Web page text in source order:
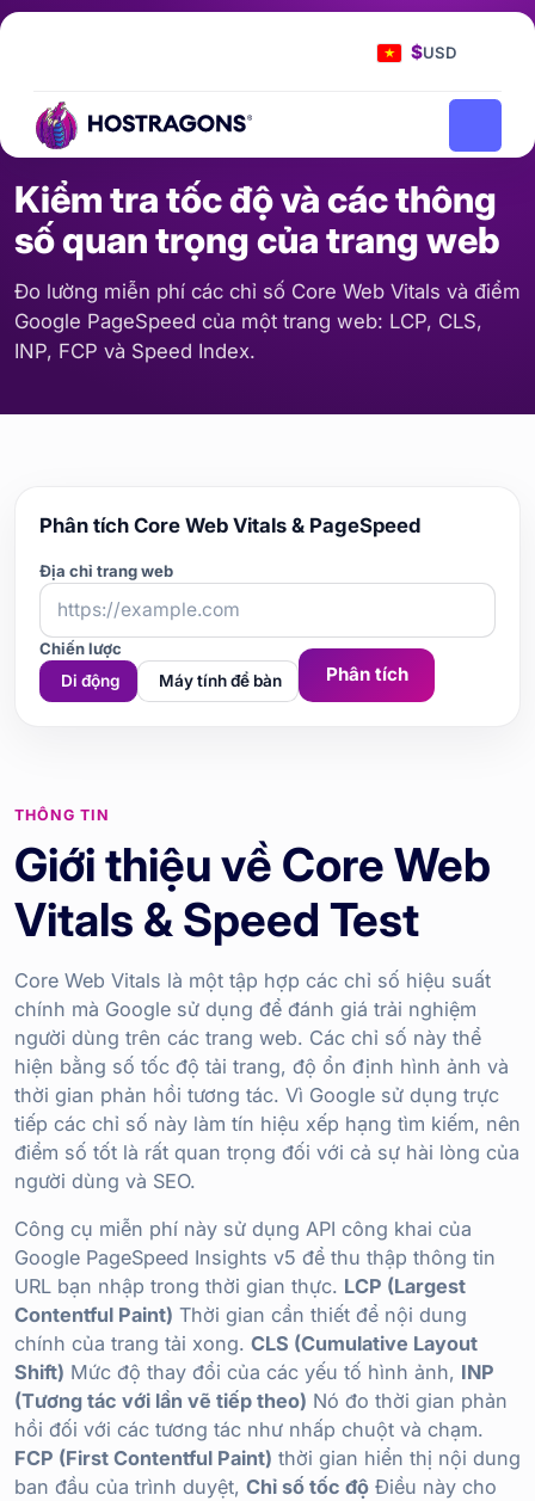
$USD
Kiểm tra tốc độ và các thông số quan trọng của trang web
MÁY CHỦ & MẠNG
Kiểm tra tốc độ và các thông
số quan trọng của trang web
Đo lường miễn phí các chỉ số Core Web Vitals và điểm
Google PageSpeed của một trang web: LCP, CLS,
INP, FCP và Speed Index.
Phân tích Core Web Vitals & PageSpeed
Địa chỉ trang web
Chiến lược
Di động
Máy tính để bàn Phân tích
THÔNG TIN
Giới thiệu về Core Web
Vitals & Speed Test
Core Web Vitals là một tập hợp các chỉ số hiệu suất
chính mà Google sử dụng để đánh giá trải nghiệm
người dùng trên các trang web. Các chỉ số này thể
hiện bằng số tốc độ tải trang, độ ổn định hình ảnh và
thời gian phản hồi tương tác. Vì Google sử dụng trực
tiếp các chỉ số này làm tín hiệu xếp hạng tìm kiếm, nên
điểm số tốt là rất quan trọng đối với cả sự hài lòng của
người dùng và SEO.
Công cụ miễn phí này sử dụng API công khai của
Google PageSpeed Insights v5 để thu thập thông tin
URL bạn nhập trong thời gian thực. LCP (Largest
Contentful Paint) Thời gian cần thiết để nội dung
chính của trang tải xong. CLS (Cumulative Layout
Shift) Mức độ thay đổi của các yếu tố hình ảnh, INP
(Tương tác với lần vẽ tiếp theo) Nó đo thời gian phản
hồi đối với các tương tác như nhấp chuột và chạm.
FCP (First Contentful Paint) thời gian hiển thị nội dung
ban đầu của trình duyệt, Chỉ số tốc độ Điều này cho